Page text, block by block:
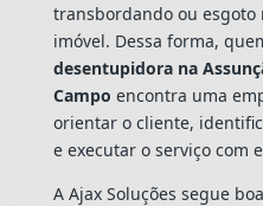
transbordando ou
imóvel. Dessa forma,
desentupidora na
Campo encontra uma
orientar o cliente,
e executar o serviço com
A Ajax Soluções segue